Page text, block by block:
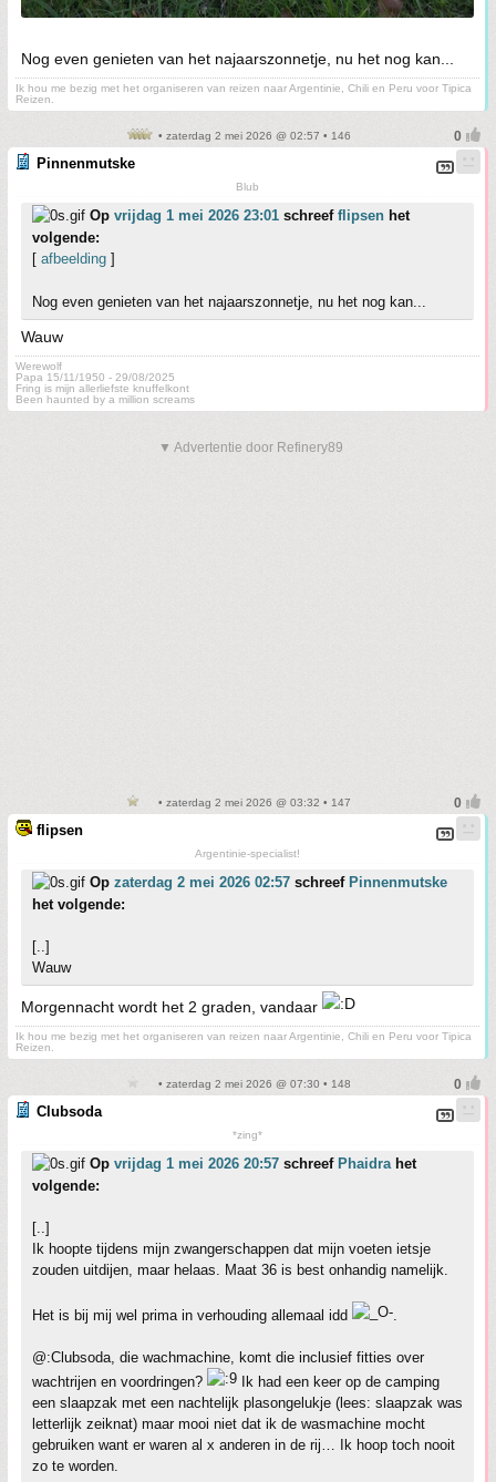
Nog even genieten van het najaarszonnetje, nu het nog kan...
Ik hou me bezig met het organiseren van reizen naar Argentinie, Chili en Peru voor Tipica
Reizen.
• zaterdag 2 mei 2026 @ 02:57 • 146
Pinnenmutske
Blub
Op vrijdag 1 mei 2026 23:01 schreef flipsen het
volgende:
[ afbeelding ]
Nog even genieten van het najaarszonnetje, nu het nog kan...
Wauw
Werewolf
Papa 15/11/1950 - 29/08/2025
Fring is mijn allerliefste knuffelkont
Been haunted by a million screams
▼ Advertentie door Refinery89
• zaterdag 2 mei 2026 @ 03:32 • 147
flipsen
Argentinie-specialist!
Op zaterdag 2 mei 2026 02:57 schreef Pinnenmutske
het volgende:
[..]
Wauw
Morgennacht wordt het 2 graden, vandaar
Ik hou me bezig met het organiseren van reizen naar Argentinie, Chili en Peru voor Tipica
Reizen.
• zaterdag 2 mei 2026 @ 07:30 • 148
Clubsoda
*zing*
Op vrijdag 1 mei 2026 20:57 schreef Phaidrahet
volgende:
[..]
Ik hoopte tijdens mijn zwangerschappen dat mijn voeten ietsje
zouden uitdijen, maar helaas. Maat 36 is best onhandig namelijk.
Het is bij mij wel prima in verhouding allemaal idd .
@:Clubsoda, die wachmachine, komt die inclusief fitties over
wachtrijen en voordringen?
Ik had een keer op de camping
een slaapzak met een nachtelijk plasongelukje (lees: slaapzak was
letterlijk zeiknat) maar mooi niet dat ik de wasmachine mocht
gebruiken want er waren al x anderen in de rij… Ik hoop toch nooit
zo te worden.